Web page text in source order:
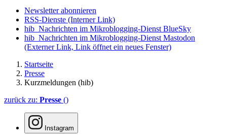
Newsletter abonnieren
RSS-Dienste (Interner Link)
hib_Nachrichten im Mikroblogging-Dienst BlueSky
hib_Nachrichten im Mikroblogging-Dienst Mastodon
(Externer Link, Link öffnet ein neues Fenster)
Startseite
Presse
Kurzmeldungen (hib)
zurück zu: Presse ()
Instagram